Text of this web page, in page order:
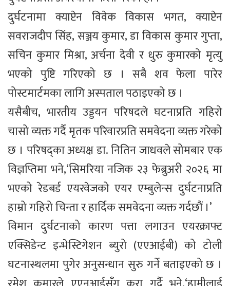
दुर्घटनामा क्याप्टेन विवेक विकास भगत, क्याप्टेन
सवराजदीप सिंह, सञ्जय कुमार, डा विकास कुमार गुप्ता,
सचिन कुमार मिश्रा, अर्चना देवी र धुरु कुमारको मृत्यु
भएको पुष्टि गरिएको छ । सबै शव फेला पारेर
पोस्टमार्टमका लागि अस्पताल पठाइएको छ ।
यसैबीच, भारतीय उड्डयन परिषदले घटनाप्रति गहिरो
चासो व्यक्त गर्दै मृतक परिवारप्रति समवेदना व्यक्त गरेको
छ । परिषद्का अध्यक्ष डा. नितिन जाधवले सोमबार एक
विज्ञप्तिमा भने,‘सिमरिया नजिक २३ फेब्रुअरी २०२६ मा
भएको रेडबर्ड एयरवेजको एयर एम्बुलेन्स दुर्घटनाप्रति
हाम्रो गहिरो चिन्ता र हार्दिक समवेदना व्यक्त गर्दछौं ।’
विमान दुर्घटनाको कारण पत्ता लगाउन एयरक्राफ्ट
एक्सिडेन्ट इन्भेस्टिगेशन ब्युरो (एएआईबी) को टोली
घटनास्थलमा पुगेर अनुसन्धान सुरु गर्ने बताइएको छ ।